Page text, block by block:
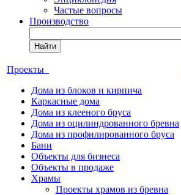
Частые вопросы
Производство
Найти
Проекты
Дома из блоков и кирпича
Каркасные дома
Дома из клееного бруса
Дома из оцилиндрованного бревна
Дома из профилированного бруса
Бани
Объекты для бизнеса
Объекты в продаже
Храмы
Проекты храмов из бревна